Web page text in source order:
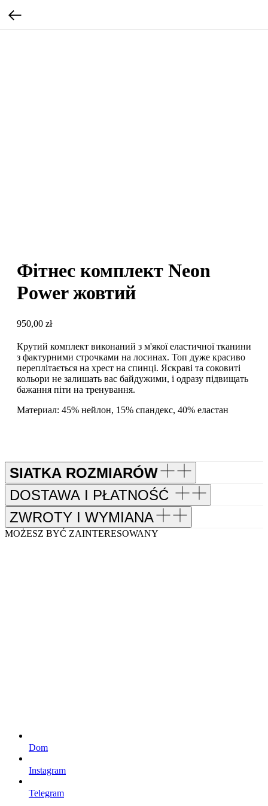
Фітнес комплект Neon
Power жовтий
950,00 zł
Крутий комплект виконаний з м'якої еластичної тканини
з фактурними строчками на лосинах. Топ дуже красиво
переплітається на хрест на спинці. Яскраві та соковиті
кольори не залишать вас байдужими, і одразу підвищать
бажання піти на тренування.
Материал: 45% нейлон, 15% спандекс, 40% еластан
SIATKA ROZMIARÓW
DOSTAWA I PŁATNOŚĆ
ZWROTY I WYMIANA
MOŻESZ BYĆ ZAINTERESOWANY
Dom
Instagram
Telegram